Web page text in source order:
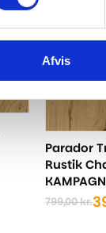
Afvis
Parador
Rustik
799,00kr.
Den
Den